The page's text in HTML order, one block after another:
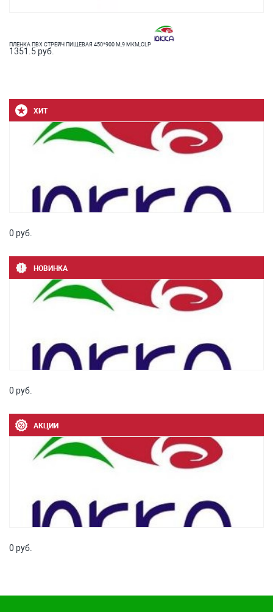
ПЛЕНКА ПВХ СТРЕЙЧ ПИЩЕВАЯ 450*900 М,9 МКМ,CLP
1351.5 руб.
ХИТ
0 руб.
НОВИНКА
0 руб.
АКЦИИ
0 руб.